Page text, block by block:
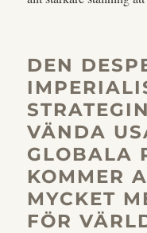
DEN
VÄNDA
GLOBALA
KOMMER
MYCKET
FÖR